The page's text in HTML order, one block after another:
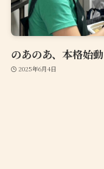
のあのあ、本格始
2025年6月4日